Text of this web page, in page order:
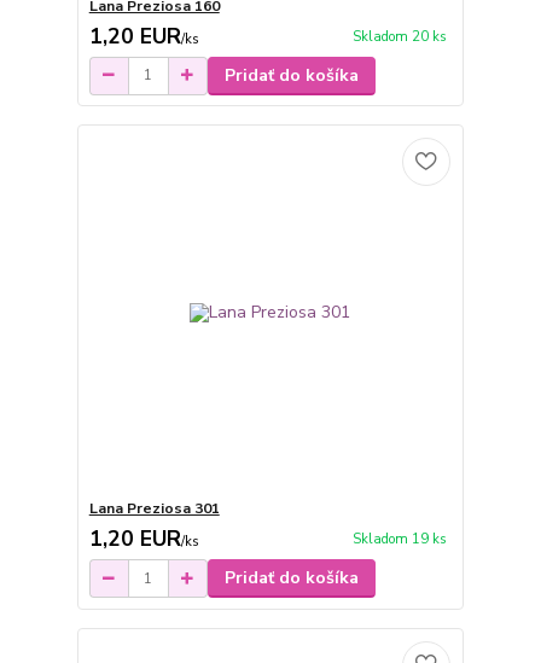
Lana Preziosa 160
1,20 EUR/ks Skladom 20 ks
Pridať do košíka
Lana Preziosa 301
1,20 EUR/ks Skladom 19 ks
Pridať do košíka